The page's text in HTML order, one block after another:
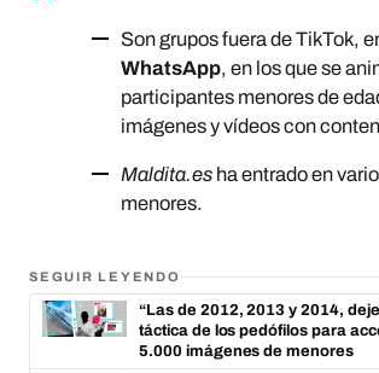
Son grupos fuera de TikTok,
WhatsApp, en los que se
participantes menores de
imágenes y vídeos con
Maldita.es ha entrado en
menores.
SEGUIR LEYENDO
“Las de 2012, 2013 y 2014,
táctica de los pedófilos para
5.000 imágenes de menores